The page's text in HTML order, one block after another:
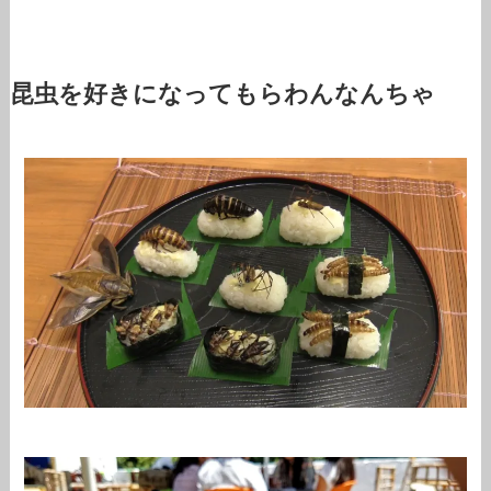
昆虫を好きになってもらわんなんちゃ